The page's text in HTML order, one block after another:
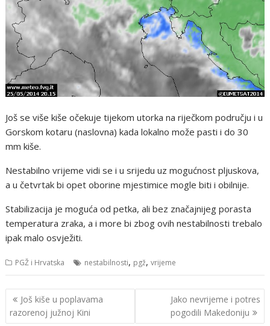
Još se više kiše očekuje tijekom utorka na riječkom području i u
Gorskom kotaru (naslovna) kada lokalno može pasti i do 30
mm kiše.
Nestabilno vrijeme vidi se i u srijedu uz mogućnost pljuskova,
a u četvrtak bi opet oborine mjestimice mogle biti i obilnije.
Stabilizacija je moguća od petka, ali bez značajnijeg porasta
temperatura zraka, a i more bi zbog ovih nestabilnosti trebalo
ipak malo osvježiti.
PGŽ i Hrvatska nestabilnosti, pgž,vrijeme
Navigacija
objava
Još kiše u poplavama
razorenoj južnoj Kini
Jako nevrijeme i potres
pogodili Makedoniju